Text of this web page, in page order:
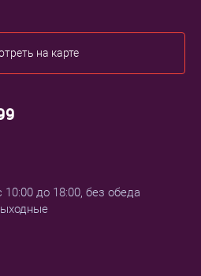
на карте
до 18:00, без обеда